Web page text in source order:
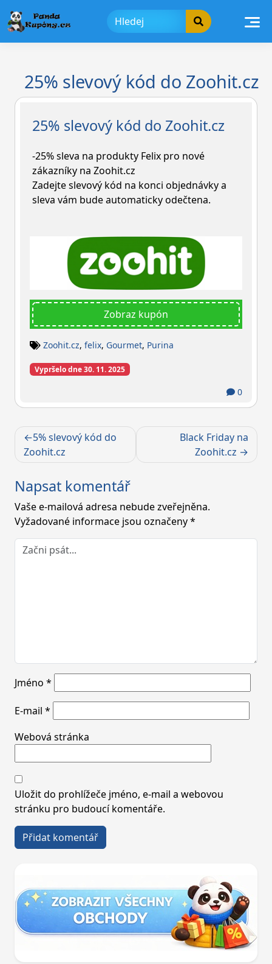
to
content
25% slevový kód do Zoohit.cz
25% slevový kód do Zoohit.cz
-25% sleva na produkty Felix pro nové
zákazníky na Zoohit.cz
Zadejte slevový kód na konci objednávky a
sleva vám bude automaticky odečtena.
Zobraz kupón
Zoohit.cz, felix, Gourmet, Purina
Vypršelo dne 30. 11. 2025
0
Navigace
pro
5% slevový kód do
Zoohit.cz
Black Friday na
Zoohit.cz
Napsat komentář
Vaše e-mailová adresa nebude zveřejněna.
Vyžadované informace jsou označeny*
Jméno *
E-mail *
Webová stránka
Uložit do prohlížeče jméno, e-mail a webovou
stránku pro budoucí komentáře.